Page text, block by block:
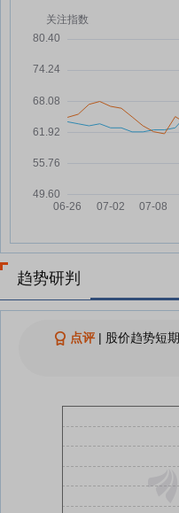
07-29
汇兑损失与费用
睡眠家居企业利
07-28
趣睡科技：融资
趣睡科技7月23
趋势研判
点评| 股价趋势短